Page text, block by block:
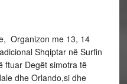
Organizon me 13, 14
Shqiptar në Surfin
ftuar Degët simotra të
dhe Orlando,si dhe